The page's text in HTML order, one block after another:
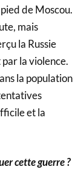
de Moscou.
mais
la Russie
la violence.
la population
et la
cette guerre ?